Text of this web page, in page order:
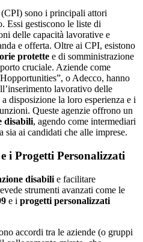
sono i principali attori
Essi gestiscono le liste di
delle capacità lavorative e
e offerta. Oltre ai CPI, esistono
protette e di somministrazione
cruciale. Aziende come
o Adecco, hanno
lavorativo delle
disposizione la loro esperienza e i
Queste agenzie offrono un
disabili, agendo come intermediari
ai candidati che alle imprese.
i Progetti Personalizzati
disabili e facilitare
strumenti avanzati come le
e i progetti personalizzati
accordi tra le aziende (o gruppi